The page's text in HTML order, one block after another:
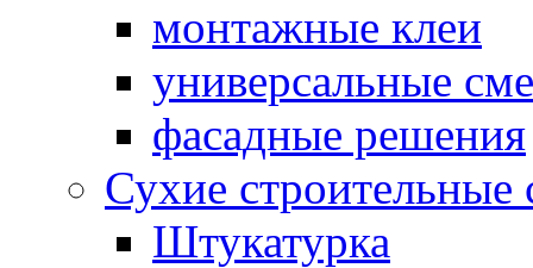
монтажные клеи
универсальные
фасадные решения
Сухие
Штукатурка